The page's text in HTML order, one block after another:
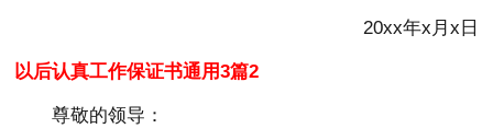
20xx年x月x日
以后认真工作保证书通用3篇2
尊敬的领导：